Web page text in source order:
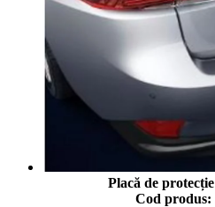
Placă de
Cod produs: